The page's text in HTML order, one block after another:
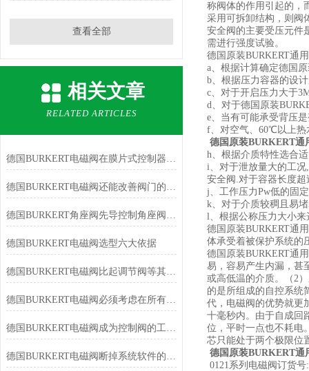
查看全部
相关文章
RELATED ARTICLES
德国BURKERT电磁阀在膜片式控制器上下腔形成压力差后方能实现
德国BURKERT电磁阀还能改善阀门的操作性能
德国BURKERT角座阀先导控制角座阀使用说明
德国BURKERT电磁阀选型六大依据
德国BURKERT电磁阀比起调节阀等其它种类执行器易于安装维护
德国BURKERT电磁阀必须考虑在所有操作工况下
德国BURKERT电磁阀成为控制阀的工业域中发展快的一种阀门
德国BURKERT电磁阀断掉系统软件的气源管道
称阀体的作用引起的，
采用可拆卸结构，则阀
安全阀的主要受压元件
需进行强度试验。
德国原装BURKERT通
a、根据计算确定德国
b、根据压力容器的设
c、对于开启压力大于
d、对于德国原装
e、当有可能承受背压
f、对空气、60℃以上热
德国原装BURKERT通
h、根据介质特性选合
i、对于泄放量大的工
安全阀.对于容器长度
j、工作压力Pw低的固
k、对于介质较稠且易
l、根据公称压力大小
德国原装BURKERT通
体承受着被保护系统的
德国原装BURKERT通
易，容易产生内漏，甚
或高低温的介质。（2
的是所组成的自控系统
代，电磁阀的优势就更
十毫秒内。由于自成回
位，平时一点也不耗电
芯只能处于两个极限位
德国原装BURKERT通
0121系列电磁阀订货号: